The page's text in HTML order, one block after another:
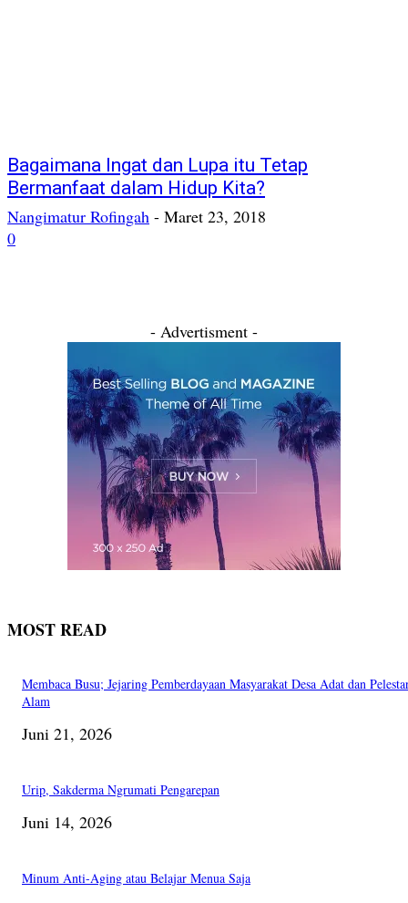
Bagaimana Ingat dan Lupa itu Tetap
Bermanfaat dalam Hidup Kita?
Nangimatur Rofingah - Maret 23, 2018
0
- Advertisment -
MOST READ
Membaca Busu; Jejaring Pemberdayaan Masyarakat Desa Adat dan
Alam
Juni 21, 2026
Urip, Sakderma Ngrumati Pengarepan
Juni 14, 2026
Minum Anti-Aging atau Belajar Menua Saja